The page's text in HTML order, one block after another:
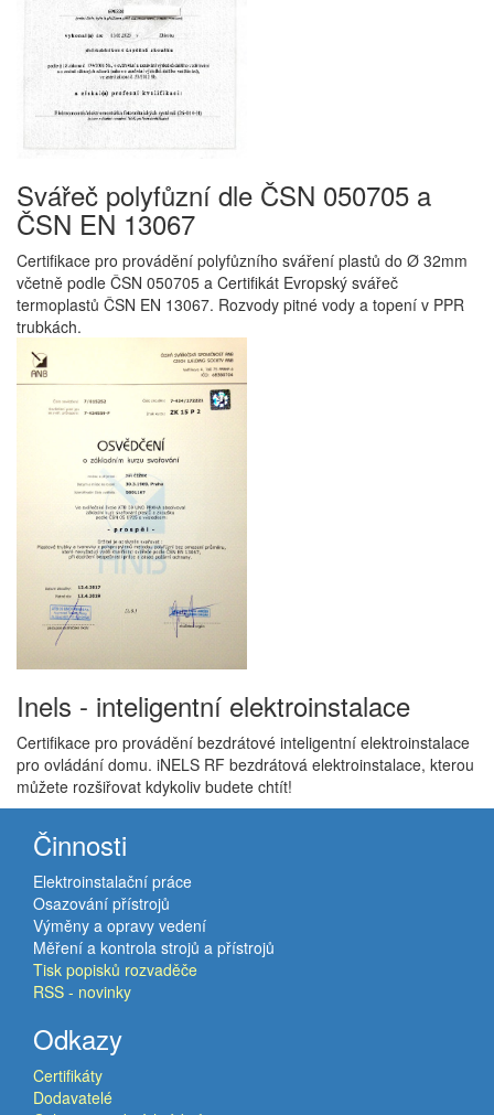
Svářeč polyfůzní dle ČSN 050705 a
ČSN EN 13067
Certifikace pro provádění polyfůzního sváření plastů do Ø 32mm
včetně podle ČSN 050705 a Certifikát Evropský svářeč
termoplastů ČSN EN 13067. Rozvody pitné vody a topení v PPR
trubkách.
Inels - inteligentní elektroinstalace
Certifikace pro provádění bezdrátové inteligentní elektroinstalace
pro ovládání domu. iNELS RF bezdrátová elektroinstalace, kterou
můžete rozšiřovat kdykoliv budete chtít!
Činnosti
Elektroinstalační práce
Osazování přístrojů
Výměny a opravy vedení
Měření a kontrola strojů a přístrojů
Tisk popisků rozvaděče
RSS - novinky
Odkazy
Certifikáty
Dodavatelé